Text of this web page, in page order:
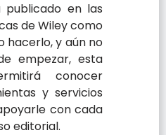
en las
de Wiley como
hacerlo, y aún no
empezar, esta
conocer
y servicios
con cada
editorial.